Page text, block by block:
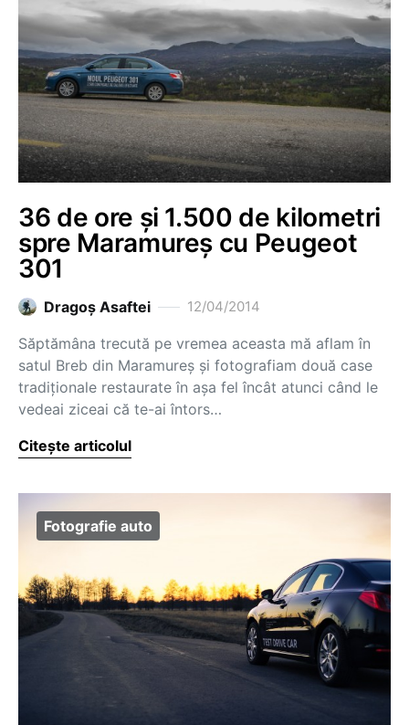
36 de ore și 1.500 de kilometri
spre Maramureș cu Peugeot
301
Dragoş Asaftei 12/04/2014
Săptămâna trecută pe vremea aceasta mă aflam în
satul Breb din Maramureș și fotografiam două case
tradiționale restaurate în așa fel încât atunci când le
vedeai ziceai că te-ai întors…
Citește articolul
Fotografie auto